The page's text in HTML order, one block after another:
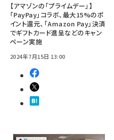
【アマゾンの「プライムデー」】
「PayPay」コラボ、最大15%のポ
イント還元、「Amazon Pay」決済
でギフトカード進呈などのキャン
ペーン実施
2024年7月15日 13:00